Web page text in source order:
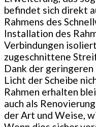
befindet sich direkt
Rahmens des
Installation des
Verbindungen
zugeschnittene
Dank der
Licht der Scheibe
Rahmen erhalten
auch als
der Art und Weise,